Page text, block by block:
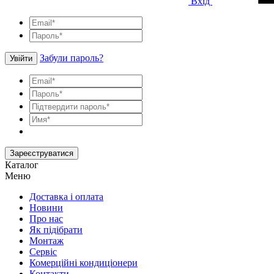
Увійти Забули пароль?
Зареєструватися
Каталог
Меню
Доставка і оплата
Новини
Про нас
Як підібрати
Монтаж
Сервіс
Комерційні кондиціонери